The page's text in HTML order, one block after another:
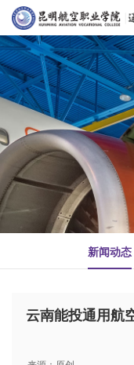
新闻动态
云南能投通用航